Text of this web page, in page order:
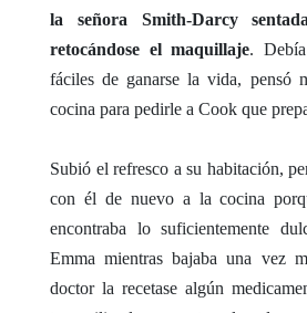
la señora Smith-Darcy
retocándose el maquillaje.
fáciles de ganarse la vida, pensó
cocina para pedirle a Cook que
Subió el refresco a su habitación,
con él de nuevo a la cocina
encontraba lo suficientemente
Emma mientras bajaba una vez
doctor la recetase algún